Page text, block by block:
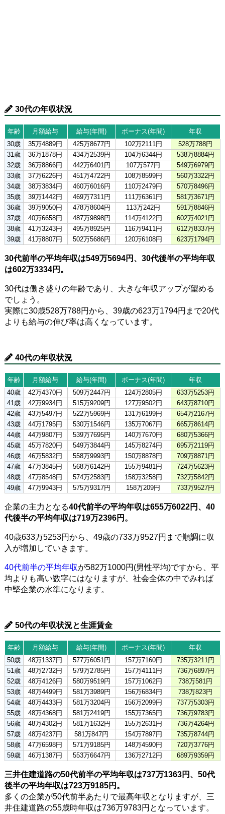
30代の年収状況
年齢 月額給与 給与(年間) ボーナス(年間)
年収
30歳
35万4889円 425万8677円 102万2111円
528万788円
31歳
36万1878円 434万2539円 104万6344円
538万8884円
32歳
36万8866円 442万6401円 107万577円
549万6979円
33歳
37万6226円 451万4722円 108万8599円
560万3322円
34歳
38万3834円 460万6016円 110万2479円
570万8496円
35歳
39万1442円 469万7311円 111万6361円
581万3671円
36歳
39万9050円 478万8604円 113万242円
591万8846円
37歳
40万6658円 487万9898円 114万4122円
602万4021円
38歳
41万3243円 495万8925円 116万9411円
612万8337円
39歳
41万8807円 502万5686円 120万6108円 623万1794円
30代前半の平均年収は549万5694円、30代後半の平均年収
は602万3334円。
30代は働き盛りの年齢であり、大きな年収アップが望める
でしょう。
実際に30歳528万788円から、39歳の623万1794円まで20代
よりも給与の伸び率は高くなっています。
40代の年収状況
年齢 月額給与 給与(年間) ボーナス(年間)
年収
40歳
42万4370円 509万2447円 124万2805円
633万5253円
41歳
42万9934円 515万9209円 127万9502円
643万8710円
42歳
43万5497円 522万5969円 131万6199円
654万2167円
43歳
44万1795円 530万1546円 135万7067円
665万8614円
44歳
44万9807円 539万7695円 140万7670円
680万5366円
45歳
45万7820円 549万3844円 145万8274円
695万2119円
46歳
46万5832円 558万9993円 150万8878円
709万8871円
47歳
47万3845円 568万6142円 155万9481円
724万5623円
48歳
47万8548円 574万2583円 158万3258円
732万5842円
49歳
47万9943円 575万9317円 158万209円 733万9527円
企業の主力となる40代前半の平均年収は655万6022円、40
代後半の平均年収は719万2396円。
40歳633万5253円から、49歳の733万9527円まで順調に収
入が増加していきます。
40代前半の平均年収が582万1000円(男性平均)ですから、平
均よりも高い数字にはなりますが、社会全体の中でみれば
中堅企業の水準になります。
50代の年収状況と生涯賃金
年齢 月額給与 給与(年間) ボーナス(年間)
年収
50歳
48万1337円 577万6051円 157万7160円
735万3211円
51歳
48万2732円 579万2785円 157万4111円
736万6897円
52歳
48万4126円 580万9519円 157万1062円
738万581円
53歳
48万4499円 581万3989円 156万6834円
738万823円
54歳
48万4433円 581万3204円 156万2099円
737万5303円
55歳
48万4368円 581万2419円 155万7365円
736万9783円
56歳
48万4302円 581万1632円 155万2631円
736万4264円
57歳
48万4237円 581万847円 154万7897円
735万8744円
58歳
47万6598円 571万9185円 148万4590円
720万3776円
59歳
46万1387円 553万6647円 136万2712円 689万9359円
三井住建道路の50代前半の平均年収は737万1363円、50代
後半の平均年収は723万9185円。
多くの企業が50代前半あたりで最高年収となりますが、三
井住建道路の55歳時年収は736万9783円となっています。